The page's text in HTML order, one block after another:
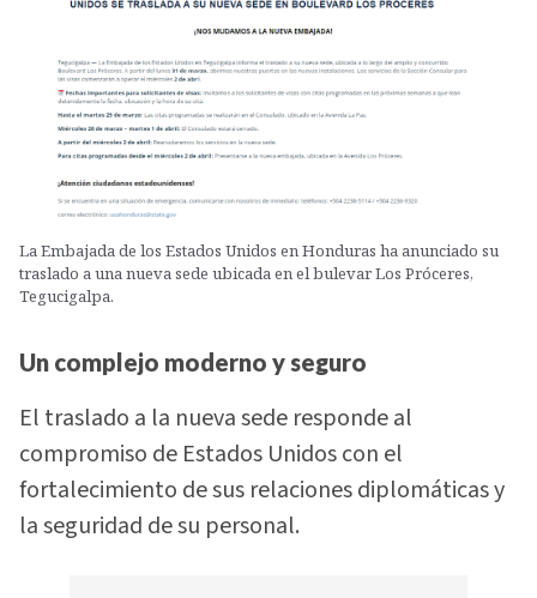
La Embajada de los Estados Unidos en Honduras ha anunciado su
traslado a una nueva sede ubicada en el bulevar Los Próceres,
Tegucigalpa.
Un complejo moderno y seguro
El traslado a la nueva sede responde al
compromiso de Estados Unidos con el
fortalecimiento de sus relaciones diplomáticas y
la seguridad de su personal.